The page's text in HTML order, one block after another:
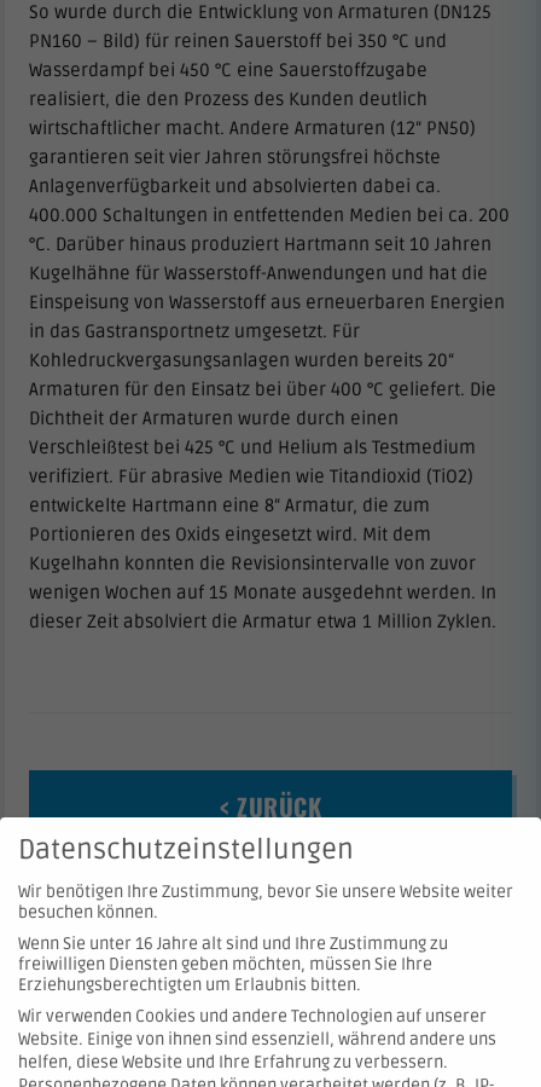
So wurde durch die Entwicklung von Armaturen (DN125
PN160 – Bild) für reinen Sauerstoff bei 350 °C und
Wasserdampf bei 450 °C eine Sauerstoffzugabe
realisiert, die den Prozess des Kunden deutlich
wirtschaftlicher macht. Andere Armaturen (12“ PN50)
garantieren seit vier Jahren störungsfrei höchste
Anlagenverfügbarkeit und absolvierten dabei ca.
400.000 Schaltungen in entfettenden Medien bei ca. 200
°C. Darüber hinaus produziert Hartmann seit 10 Jahren
Kugelhähne für Wasserstoff-Anwendungen und hat die
Einspeisung von Wasserstoff aus erneuerbaren Energien
in das Gastransportnetz umgesetzt. Für
Kohledruckvergasungsanlagen wurden bereits 20“
Armaturen für den Einsatz bei über 400 °C geliefert. Die
Dichtheit der Armaturen wurde durch einen
Verschleißtest bei 425 °C und Helium als Testmedium
verifiziert. Für abrasive Medien wie Titandioxid (TiO2)
entwickelte Hartmann eine 8“ Armatur, die zum
Portionieren des Oxids eingesetzt wird. Mit dem
Kugelhahn konnten die Revisionsintervalle von zuvor
wenigen Wochen auf 15 Monate ausgedehnt werden. In
dieser Zeit absolviert die Armatur etwa 1 Million Zyklen.
< ZURÜCK
© 2026 Hartmann Valves GmbH
Datenschutzeinstellungen
Wir benötigen Ihre Zustimmung, bevor Sie unsere Website weiter
besuchen können.
Wenn Sie unter 16 Jahre alt sind und Ihre Zustimmung zu
freiwilligen Diensten geben möchten, müssen Sie Ihre
Erziehungsberechtigten um Erlaubnis bitten.
Wir verwenden Cookies und andere Technologien auf unserer
Website. Einige von ihnen sind essenziell, während andere uns
helfen, diese Website und Ihre Erfahrung zu verbessern.